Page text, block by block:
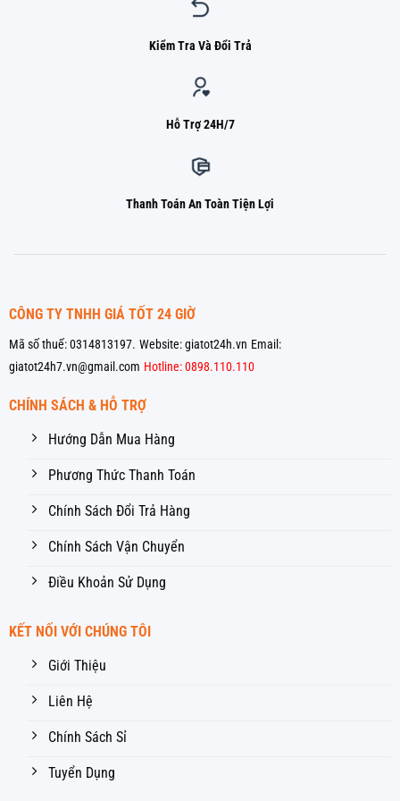
Kiểm Tra Và Đổi Trả
Hỗ Trợ 24H/7
Thanh Toán An Toàn Tiện Lợi
CÔNG TY TNHH GIÁ TỐT 24 GIỜ
Mã số thuế: 0314813197. Website: giatot24h.vn Email:
giatot24h7.vn@gmail.com Hotline: 0898.110.110
CHÍNH SÁCH & HỖ TRỢ
Hướng Dẫn Mua Hàng
Phương Thức Thanh Toán
Chính Sách Đổi Trả Hàng
Chính Sách Vận Chuyển
Điều Khoản Sử Dụng
KẾT NỐI VỚI CHÚNG TÔI
Giới Thiệu
Liên Hệ
Chính Sách Sỉ
Tuyển Dụng